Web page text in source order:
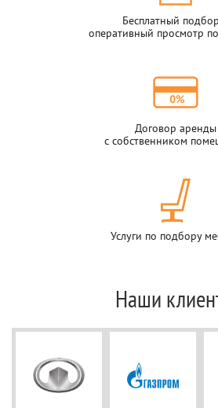
Бесплатный
оперативный просмотр
Договор аренды
с собственником
Услуги по подбору
Наши